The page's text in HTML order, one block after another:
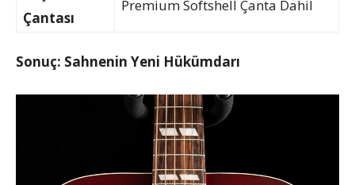
Çantası
Premium Softshell Çanta Dahil
Sonuç: Sahnenin Yeni Hükümdarı